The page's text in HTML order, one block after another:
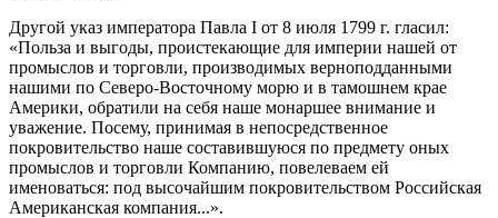
Другой указ императора Павла I от 8 июля 1799 г. гласил:
«Польза и выгоды, проистекающие для империи нашей от
промыслов и торговли, производимых верноподданными
нашими по Северо-Восточному морю и в тамошнем крае
Америки, обратили на себя наше монаршее внимание и
уважение. Посему, принимая в непосредственное
покровительство наше составившуюся по предмету оных
промыслов и торговли Компанию, повелеваем ей
именоваться: под высочайшим покровительством Российская
Американская компания...».